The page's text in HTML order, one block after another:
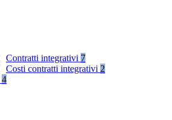
Contratti integrativi 7
Costi contratti integrativi 2
4